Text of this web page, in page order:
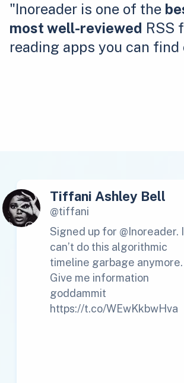
"Inoreader is one of the
most well-reviewed RSS
reading apps you can find
Tiffani Ashley Bell
@tiffani
Signed up for @Inoreader. I
can’t do this algorithmic
timeline garbage anymore.
Give me information
goddammit
https://t.co/WEwKkbwHva